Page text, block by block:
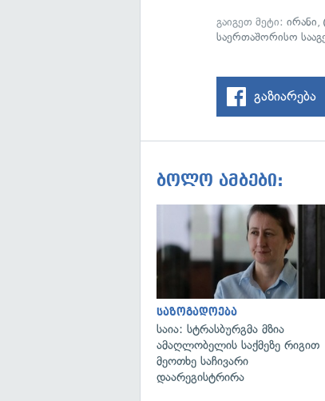
გაიგეთ მეტი:ირანი,
საერთაშორისო
გაზიარება
ბოლო ამბები:
საზოგადოება
საია: სტრასბურგმა მზია
ამაღლობელის საქმეზე რიგით
მეოთხე საჩივარი
დაარეგისტრირა